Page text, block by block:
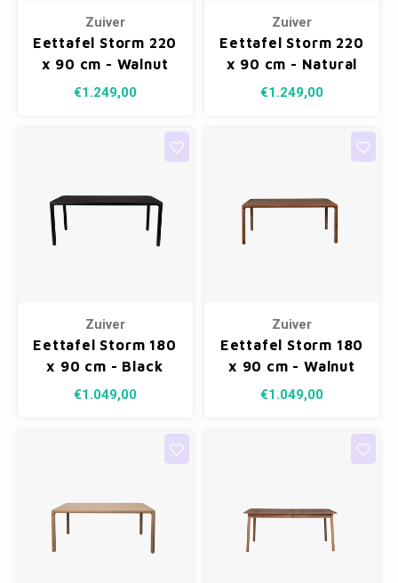
Zuiver
Eettafel Storm 220
x 90 cm - Walnut
€1.249,00
Zuiver
Eettafel Storm 220
x 90 cm - Natural
€1.249,00
Zuiver
Eettafel Storm 180
x 90 cm - Black
€1.049,00
Zuiver
Eettafel Storm 180
x 90 cm - Walnut
€1.049,00